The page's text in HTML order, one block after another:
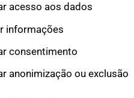
acesso aos dados
informações
consentimento
anonimização ou exclusão